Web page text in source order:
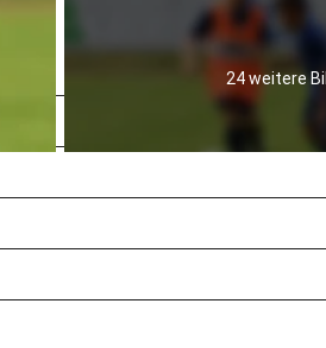
24 weitere